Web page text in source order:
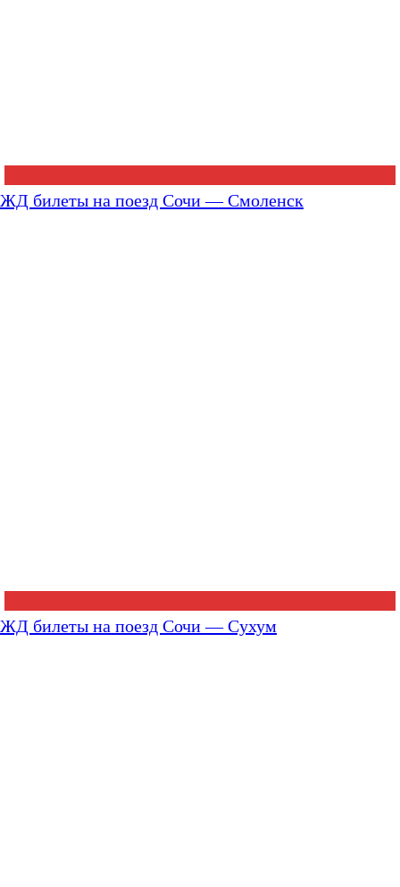
ЖД билеты на поезд Сочи — Смоленск
ЖД билеты на поезд Сочи — Сухум